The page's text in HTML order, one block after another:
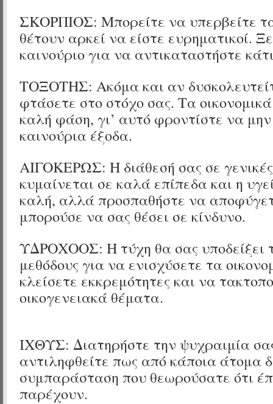
ΣΚΟΡΠΙΟΣ: Μπορείτε να υπερβείτε
θέτουν αρκεί να είστε ευρηματικοί.
καινούριο για να αντικαταστήστε
ΤΟΞΟΤΗΣ: Ακόμα και αν
φτάσετε στο στόχο σας. Τα
καλή φάση, γι’ αυτό φροντίστε να
καινούρια έξοδα.
ΑΙΓΟΚΕΡΩΣ: Η διάθεσή σας σε
κυμαίνεται σε καλά επίπεδα και η
καλή, αλλά προσπαθήστε να
μπορούσε να σας θέσει σε κίνδυνο.
ΥΔΡΟΧΟΟΣ: Η τύχη θα σας υποδείξει
μεθόδους για να ενισχύσετε τα
κλείσετε εκκρεμότητες και να
οικογενειακά θέματα.
ΙΧΘΥΣ: Διατηρήστε την ψυχραιμία
αντιληφθείτε πως από κάποια άτομα
συμπαράσταση που θεωρούσατε ότι
παρέχουν.